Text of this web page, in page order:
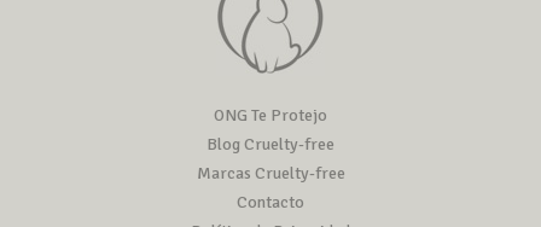
ONG Te Protejo
Blog Cruelty-free
Marcas Cruelty-free
Contacto